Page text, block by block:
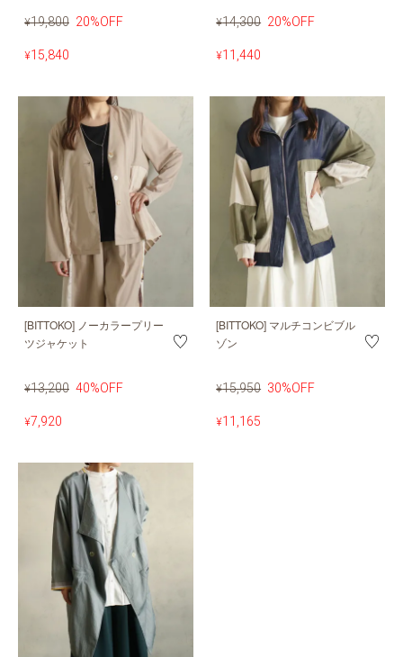
¥19,800 20%OFF
¥15,840
¥14,300 20%OFF
¥11,440
[BITTOKO] ノーカラープリー
ツジャケット
¥13,200 40%OFF
¥7,920
[BITTOKO] マルチコンビブル
ゾン
¥15,950 30%OFF
¥11,165